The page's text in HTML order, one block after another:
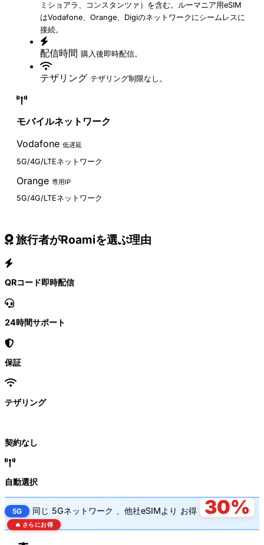
ミショアラ、コンスタンツァ）を含む。ルーマニア用eSIM
はVodafone、Orange、Digiのネットワークにシームレスに
接続。
配信時間 購入後即時配信。
テザリング テザリング制限なし。
モバイルネットワーク
Vodafone 低遅延
5G/4G/LTEネットワーク
Orange 専用IP
5G/4G/LTEネットワーク
旅行者がRoamiを選ぶ理由
QRコード即時配信
24時間サポート
保証
テザリング
契約なし
自動選択
5G 同じ 5Gネットワーク 、他社eSIMより お得 30%
🔥 さらにお得